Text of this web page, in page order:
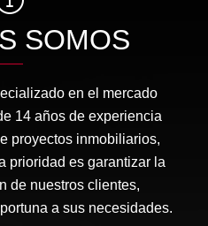
SOMOS
en el mercado
14 años de experiencia
proyectos inmobiliarios,
prioridad es garantizar la
de nuestros clientes,
a sus necesidades.